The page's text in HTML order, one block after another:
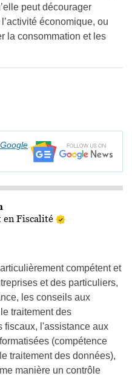
peut décourager
économique, ou
la consommation et les
Google
en Fiscalité
compétent et
et des particuliers,
les conseils aux
traitement des
fiscaux, l'assistance aux
(compétence
traitement des données),
manière un contrôle